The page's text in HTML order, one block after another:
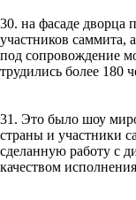
30. на фасаде дворца
участников саммита,
под сопровождение
трудились более 180
31. Это было шоу
страны и участники
сделанную работу с
качеством